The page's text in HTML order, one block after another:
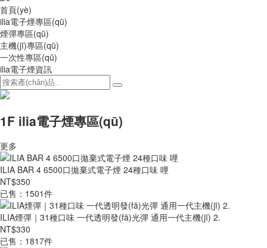
首頁(yè)
ilia電子煙專區(qū)
煙彈專區(qū)
主機(jī)專區(qū)
一次性專區(qū)
ilia電子煙資訊
1F ilia電子煙專區(qū)
更多
ILIA BAR 4 6500口拋棄式電子煙 24種口味 哩
NT$350
已售：1501件
ILIA煙彈｜31種口味 一代透明發(fā)光彈 通用一代主機(jī) 2.
NT$330
已售：1817件